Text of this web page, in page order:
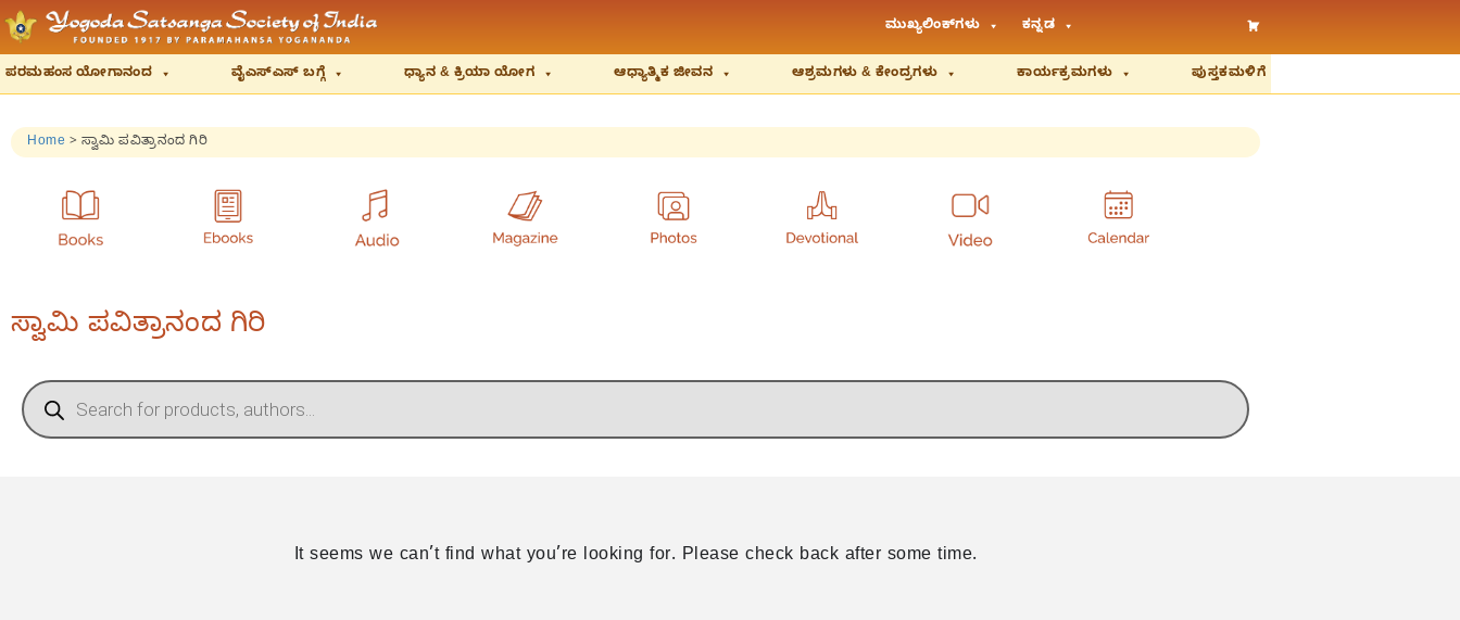
ಮುಖ್ಯಲಿಂಕ್‌ಗಳು ಕನ್ನಡ
ಪರಮಹಂಸ ಯೋಗಾನಂದ ವೈಎಸ್‌ಎಸ್‌ ಬಗ್ಗೆ ಧ್ಯಾನ & ಕ್ರಿಯಾ ಯೋಗ ಆಧ್ಯಾತ್ಮಿಕ ಜೀವನ ಆಶ್ರಮಗಳು & ಕೇಂದ್ರಗಳು ಕಾರ್ಯಕ್ರಮಗಳು ಪುಸ್ತಕಮಳಿಗೆ
Home > ಸ್ವಾಮಿ ಪವಿತ್ರಾನಂದ ಗಿರಿ
ಸ್ವಾಮಿ ಪವಿತ್ರಾನಂದ ಗಿರಿ
It seems we can’t find what you’re looking for. Please check back after some time.